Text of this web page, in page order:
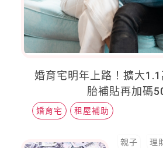
婚育宅明年上路！擴大
胎補貼再加碼
婚育宅 租屋補助
親子 理